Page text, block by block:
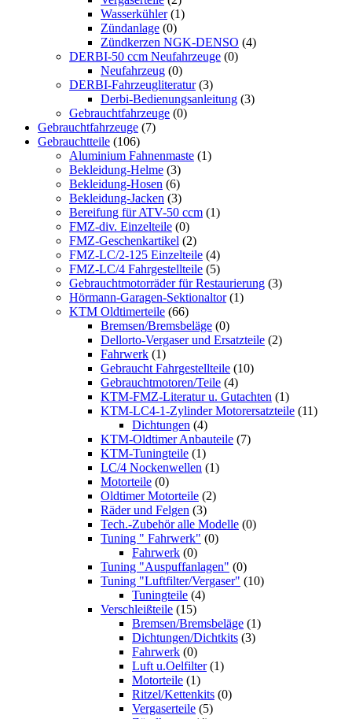
Wasserkühler (1)
Zündanlage (0)
Zündkerzen NGK-DENSO (4)
DERBI-50 ccm Neufahrzeuge (0)
Neufahrzeug (0)
DERBI-Fahrzeugliteratur (3)
Derbi-Bedienungsanleitung (3)
Gebrauchtfahrzeuge (0)
Gebrauchtfahrzeuge (7)
Gebrauchtteile (106)
Aluminium Fahnenmaste (1)
Bekleidung-Helme (3)
Bekleidung-Hosen (6)
Bekleidung-Jacken (3)
Bereifung für ATV-50 ccm (1)
FMZ-div. Einzelteile (0)
FMZ-Geschenkartikel (2)
FMZ-LC/2-125 Einzelteile (4)
FMZ-LC/4 Fahrgestellteile (5)
Gebrauchtmotorräder für Restaurierung (3)
Hörmann-Garagen-Sektionaltor (1)
KTM Oldtimerteile (66)
Bremsen/Bremsbeläge (0)
Dellorto-Vergaser und Ersatzteile (2)
Fahrwerk (1)
Gebraucht Fahrgestellteile (10)
Gebrauchtmotoren/Teile (4)
KTM-FMZ-Literatur u. Gutachten (1)
KTM-LC4-1-Zylinder Motorersatzteile (11)
Dichtungen (4)
KTM-Oldtimer Anbauteile (7)
KTM-Tuningteile (1)
LC/4 Nockenwellen (1)
Motorteile (0)
Oldtimer Motorteile (2)
Räder und Felgen (3)
Tech.-Zubehör alle Modelle (0)
Tuning " Fahrwerk" (0)
Fahrwerk (0)
Tuning "Auspuffanlagen" (0)
Tuning "Luftfilter/Vergaser" (10)
Tuningteile (4)
Verschleißteile (15)
Bremsen/Bremsbeläge (1)
Dichtungen/Dichtkits (3)
Fahrwerk (0)
Luft u.Oelfilter (1)
Motorteile (1)
Ritzel/Kettenkits (0)
Vergaserteile (5)